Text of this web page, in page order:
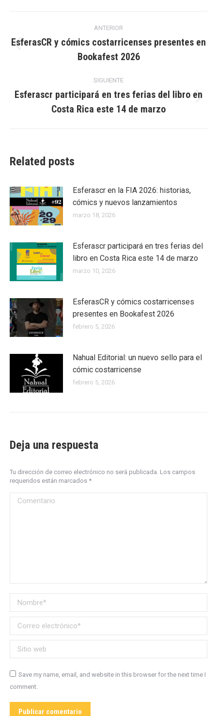
entre
publicaciones
ANTERIOR
anterior:
EsferasCR y cómics costarricenses presentes en
Bookafest 2026
SIGUIENTE
siguiente:
Esferascr participará en tres ferias del libro en
Costa Rica este 14 de marzo
Related posts
Esferascr en la FIA 2026: historias,
cómics y nuevos lanzamientos
marzo 18, 2026
Esferascr participará en tres ferias del
libro en Costa Rica este 14 de marzo
marzo 10, 2026
EsferasCR y cómics costarricenses
presentes en Bookafest 2026
febrero 5, 2026
Nahual Editorial: un nuevo sello para el
cómic costarricense
febrero 5, 2026
Deja una respuesta
Tu dirección de correo electrónico no será publicada. Los campos
requeridos están marcados *
Comentario
Nombre *
Correo electrónico *
Sitio web
Save my name, email, and website in this browser for the next time I
comment.
Publicar comentario